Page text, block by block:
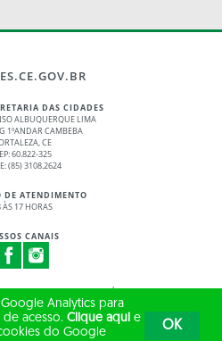
DAS CIDADES
ALBUQUERQUE LIMA
1ºANDAR CAMBEBA
CE
60.822-325
(85) 3108.2624
DE ATENDIMENTO
ÀS 17 HORAS
CANAIS
DO ESTADO DO CEARÁ
RESERVADOS
Analytics para
acesso. Clique aqui e
do Google
OK